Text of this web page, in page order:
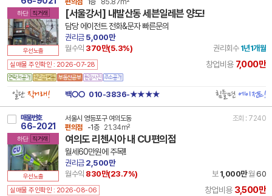
하단 직거래
우선노출
편의점
1층 85.87m²
[서울강서] 내발산동 세븐일레븐 양도!
담당 에이전트 전화&문자 빠른문의
권리금5,000만
월수익 370만(5.3%) 권리회수 1년1개월
실매물 주인확인 : 2026-07-28 창업비용 7,000만
일단직거래! 백○○ 010-3836-★★★★ 힘들면에이전트!
매물번호
66-2021
하단 직거래
우선노출
서울시 영등포구 여의도동
조회 : 7240
편의점
-1층 21.34m²
여의도 리첸시아 내 CU편의점
월세60만원에 주목!!
권리금2,500만
월수익 830만(23.7%) 보 1,000만월 60
실매물 주인확인 : 2026-08-06 창업비용 3,500만